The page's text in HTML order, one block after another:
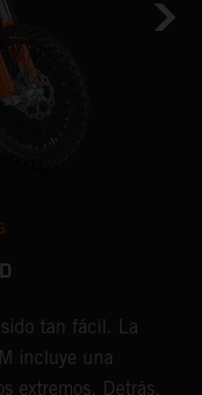
tan fácil. La
incluye una
extremos. Detrás,